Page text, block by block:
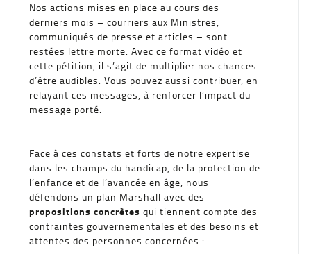
Nos actions mises en place au cours des
derniers mois – courriers aux Ministres,
communiqués de presse et articles – sont
restées lettre morte. Avec ce format vidéo et
cette pétition, il s’agit de multiplier nos chances
d’être audibles. Vous pouvez aussi contribuer, en
relayant ces messages, à renforcer l’impact du
message porté.
Face à ces constats et forts de notre expertise
dans les champs du handicap, de la protection de
l’enfance et de l’avancée en âge, nous
défendons un plan Marshall avec des
propositions concrètes qui tiennent compte des
contraintes gouvernementales et des besoins et
attentes des personnes concernées :